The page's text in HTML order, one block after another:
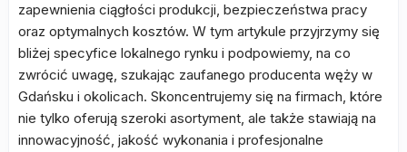
zapewnienia ciągłości produkcji, bezpieczeństwa pracy
oraz optymalnych kosztów. W tym artykule przyjrzymy się
bliżej specyfice lokalnego rynku i podpowiemy, na co
zwrócić uwagę, szukając zaufanego producenta węży w
Gdańsku i okolicach. Skoncentrujemy się na firmach, które
nie tylko oferują szeroki asortyment, ale także stawiają na
innowacyjność, jakość wykonania i profesjonalne